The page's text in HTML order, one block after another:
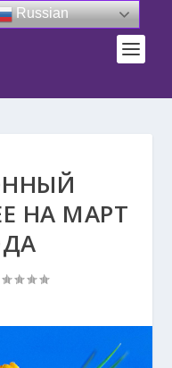
НА МАРТ
Russian